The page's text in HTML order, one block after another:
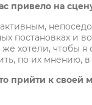
привело на
постановках и
хотели, чтобы я
по их мнению, в
прийти к своей